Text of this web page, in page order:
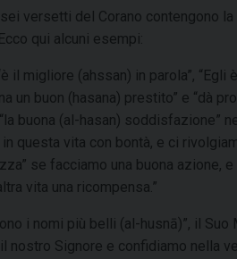
versetti del Corano contengono
qui alcuni esempi:
il migliore (ahssan) in parola”,
un buon (hasana) prestito” e “dà
buona (al-hasan) soddisfazione”
questa vita con bontà, e ci
se facciamo una buona azione,
vita una ricompensa.”
i nomi più belli (al-husnā)”, il
nostro Signore e confidiamo nella